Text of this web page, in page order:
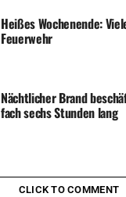
Heißes Wochenende:
Feuerwehr
Nächtlicher Brand
fach sechs Stunden lang
CLICK TO COMMENT